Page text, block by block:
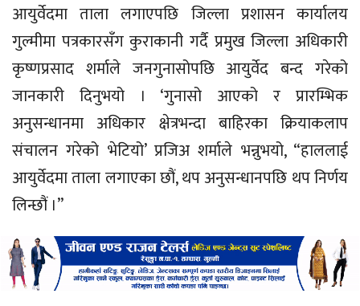
आयुर्वेदमा ताला लगाएपछि जिल्ला प्रशासन कार्यालय
गुल्मीमा पत्रकारसँग कुराकानी गर्दै प्रमुख जिल्ला अधिकारी
कृष्णप्रसाद शर्माले जनगुनासोपछि आयुर्वेद बन्द गरेको
जानकारी दिनुभयो । ‘गुनासो आएको र प्रारम्भिक
अनुसन्धानमा अधिकार क्षेत्रभन्दा बाहिरका क्रियाकलाप
संचालन गरेको भेटियो’ प्रजिअ शर्माले भन्नुभयो, “हाललाई
आयुर्वेदमा ताला लगाएका छौं, थप अनुसन्धानपछि थप निर्णय
लिन्छौं ।”